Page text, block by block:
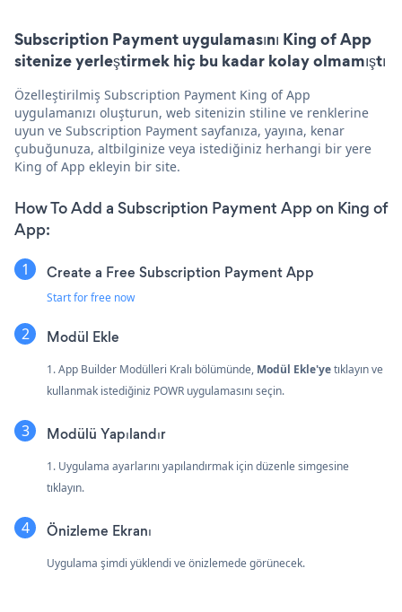
Subscription Payment uygulamasını King of App
sitenize yerleştirmek hiç bu kadar kolay olmamıştı
Özelleştirilmiş Subscription Payment King of App
uygulamanızı oluşturun, web sitenizin stiline ve renklerine
uyun ve Subscription Payment sayfanıza, yayına, kenar
çubuğunuza, altbilginize veya istediğiniz herhangi bir yere
King of App ekleyin bir site.
How To Add a Subscription Payment App on King of
App:
Create a Free Subscription Payment App
Start for free now
Modül Ekle
1. App Builder Modülleri Kralı bölümünde, Modül Ekle'yetıklayın ve
kullanmak istediğiniz POWR uygulamasını seçin.
Modülü Yapılandır
1. Uygulama ayarlarını yapılandırmak için düzenle simgesine
tıklayın.
Önizleme Ekranı
Uygulama şimdi yüklendi ve önizlemede görünecek.